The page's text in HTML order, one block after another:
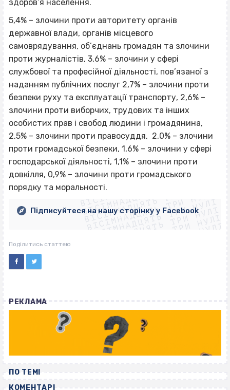
здоров’я населення.
5,4% – злочини проти авторитету органів
державної влади, органів місцевого
самоврядування, об’єднань громадян та злочини
проти журналістів, 3,6% – злочини у сфері
службової та професійної діяльності, пов’язаної з
наданням публічних послуг 2,7% – злочини проти
безпеки руху та експлуатації транспорту, 2,6% –
злочини проти виборчих, трудових та інших
особистих прав і свобод людини і громадянина,
2,5% – злочини проти правосуддя, 2,0% – злочини
проти громадської безпеки, 1,6% – злочини у сфері
господарської діяльності, 1,1% – злочини проти
довкілля, 0,9% – злочини проти громадського
порядку та моральності.ВІСІМНАДЦЯТЬ ТРИ НУЛІ
ВІСІМНАДЦЯТЬ ТРИ НУЛІ
ВІСІМНАДЦЯТЬ ТРИ НУЛІ
ВІСІМНАДЦЯТЬ ТРИ НУЛІ
ВІСІМНАДЦЯТЬ ТРИ НУЛІ
ВІСІМНАДЦЯТЬ ТРИ НУЛІ
ВІСІМНАДЦЯТЬ ТРИ НУЛІ
ВІСІМНАДЦЯТЬ ТРИ НУЛІ
Підписуйтеся на нашу сторінку у Facebook
Поділитись статтею
РЕКЛАМА
ПО ТЕМІ
КОМЕНТАРІ